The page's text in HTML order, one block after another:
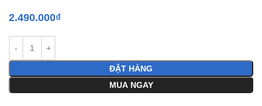
2.490.000₫
ĐẶT HÀNG
MUA NGAY